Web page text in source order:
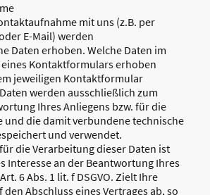
mit uns (z.B. per
E-Mail) werden
Daten erhoben. Welche Daten im
eines Kontaktformulars erhoben
jeweiligen Kontaktformular
werden ausschließlich zum
Ihres Anliegens bzw. für die
und die damit verbundene technische
und verwendet.
die Verarbeitung dieser Daten ist
Interesse an der Beantwortung Ihres
6 Abs. 1 lit. f DSGVO. Zielt Ihre
Abschluss eines Vertrages ab, so